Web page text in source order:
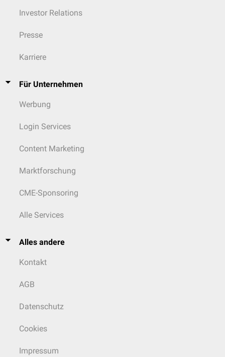
Investor Relations
Presse
Karriere
Für Unternehmen
Werbung
Login Services
Content Marketing
Marktforschung
CME-Sponsoring
Alle Services
Alles andere
Kontakt
AGB
Datenschutz
Cookies
Impressum